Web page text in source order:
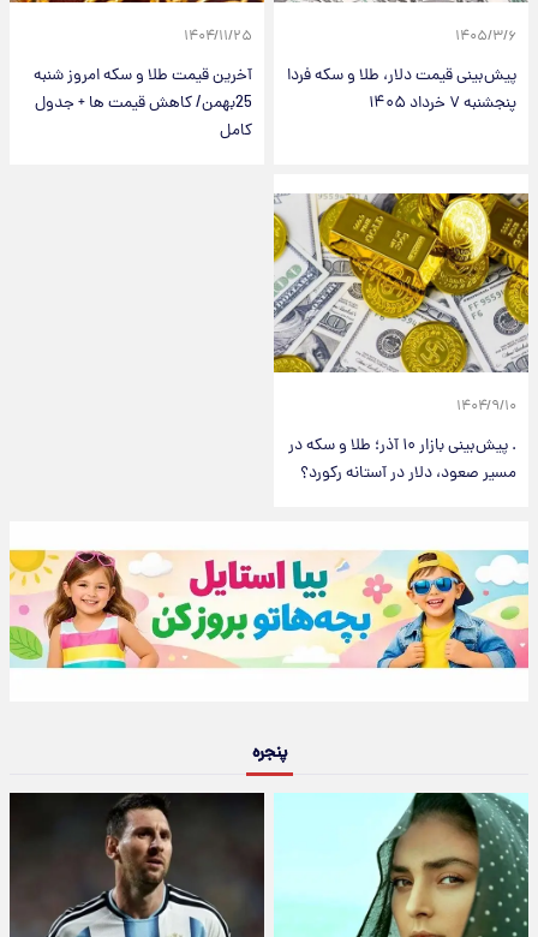
۱۴۰۵/۳/۶
پیش‌بینی قیمت دلار، طلا و سکه فردا
پنجشنبه ۷ خرداد ۱۴۰۵
۱۴۰۴/۱۱/۲۵
آخرین قیمت طلا و سکه امروز شنبه
25بهمن/ کاهش قیمت ها + جدول
کامل
۱۴۰۴/۹/۱۰
. پیش‌بینی بازار ۱۰ آذر؛ طلا و سکه در
مسیر صعود، دلار در آستانه رکورد؟
پنجره